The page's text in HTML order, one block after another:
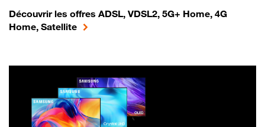
Découvrir les offres ADSL, VDSL2, 5G+ Home, 4G
Home, Satellite